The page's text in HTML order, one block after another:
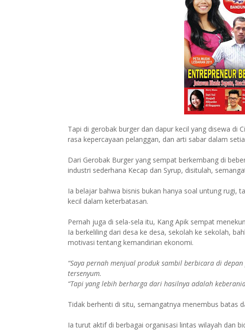
Tapi di gerobak burger dan dapur kecil yang disewa di
rasa kepercayaan pelanggan, dan arti sabar dalam
Dari Gerobak Burger yang sempat berkembang di
industri sederhana Kecap dan Syrup, disitulah,
Ia belajar bahwa bisnis bukan hanya soal untung rugi,
kecil dalam keterbatasan.
Pernah juga di sela-sela itu, Kang Apik sempat
Ia berkeliling dari desa ke desa, sekolah ke sekolah,
motivasi tentang kemandirian ekonomi.
“Saya pernah menjual produk sambil berbicara di
tersenyum.
“Tapi yang lebih berharga dari hasilnya adalah
Tidak berhenti di situ, semangatnya menembus batas
Ia turut aktif di berbagai organisasi lintas wilayah dan